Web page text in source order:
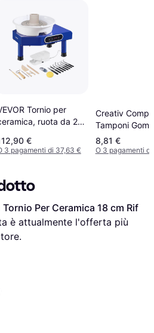
Tornio per
ruota da 25
strumenti per
€
3 pagamenti di 37,63 €
Creativ
Tamponi
Alfabeto
8,81 €
O 3 pagamenti
Tornio Per Ceramica 18 cm Rif
è attualmente l'offerta più